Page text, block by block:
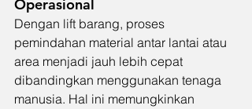
Operasional
Dengan lift barang, proses
pemindahan material antar lantai atau
area menjadi jauh lebih cepat
dibandingkan menggunakan tenaga
manusia. Hal ini memungkinkan